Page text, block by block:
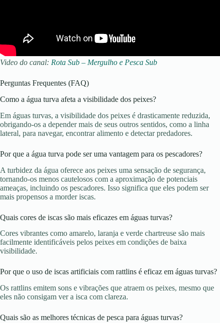
Video do canal: Rota Sub – Mergulho e Pesca Sub
Perguntas Frequentes (FAQ)
Como a água turva afeta a visibilidade dos peixes?
Em águas turvas, a visibilidade dos peixes é drasticamente reduzida,
obrigando-os a depender mais de seus outros sentidos, como a linha
lateral, para navegar, encontrar alimento e detectar predadores.
Por que a água turva pode ser uma vantagem para os pescadores?
A turbidez da água oferece aos peixes uma sensação de segurança,
tornando-os menos cautelosos com a aproximação de potenciais
ameaças, incluindo os pescadores. Isso significa que eles podem ser
mais propensos a morder iscas.
Quais cores de iscas são mais eficazes em águas turvas?
Cores vibrantes como amarelo, laranja e verde chartreuse são mais
facilmente identificáveis pelos peixes em condições de baixa
visibilidade.
Por que o uso de iscas artificiais com rattlins é eficaz em águas turvas?
Os rattlins emitem sons e vibrações que atraem os peixes, mesmo que
eles não consigam ver a isca com clareza.
Quais são as melhores técnicas de pesca para águas turvas?